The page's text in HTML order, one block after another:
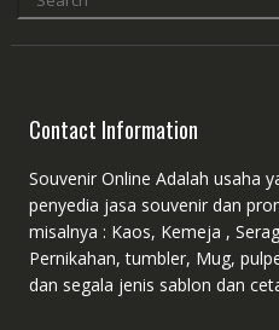
Contact Information
Souvenir Online Adalah usaha
penyedia jasa souvenir dan
misalnya : Kaos, Kemeja ,
Pernikahan, tumbler, Mug,
dan segala jenis sablon dan